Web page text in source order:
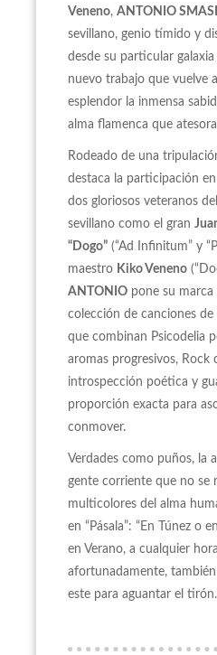
Veneno, ANTONIO
sevillano, genio tímido y
desde su particular
nuevo trabajo que vuelve
esplendor la inmensa
alma flamenca que
Rodeado de una
destaca la participación
dos gloriosos veteranos
sevillano como el gran
“Dogo” (“Ad Infinitum” y
maestro Kiko Veneno
ANTONIO pone su
colección de canciones
que combinan Psicodelia
aromas progresivos, Rock
introspección poética y
proporción exacta para
conmover.
Verdades como puños, la
gente corriente que no se
multicolores del alma
en “Pásala”: “En Túnez o
en Verano, a cualquier
afortunadamente,
este para aguantar el